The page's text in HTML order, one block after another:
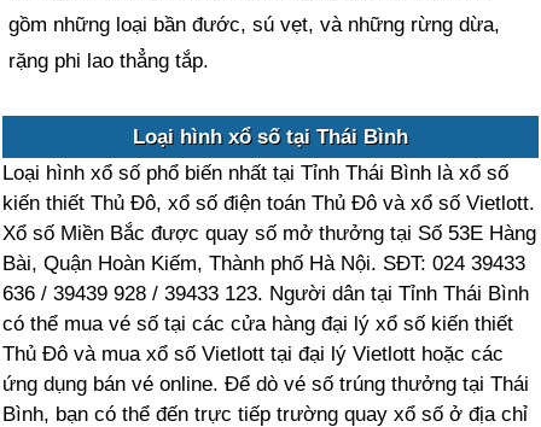
gồm những loại bần đước, sú vẹt, và những rừng dừa,
rặng phi lao thẳng tắp.
Loại hình xổ số tại Thái Bình
Loại hình xổ số phổ biến nhất tại Tỉnh Thái Bình là xổ số
kiến thiết Thủ Đô, xổ số điện toán Thủ Đô và xổ số Vietlott.
Xổ số Miền Bắc được quay số mở thưởng tại Số 53E Hàng
Bài, Quận Hoàn Kiếm, Thành phố Hà Nội. SĐT: 024 39433
636 / 39439 928 / 39433 123. Người dân tại Tỉnh Thái Bình
có thể mua vé số tại các cửa hàng đại lý xổ số kiến thiết
Thủ Đô và mua xổ số Vietlott tại đại lý Vietlott hoặc các
ứng dụng bán vé online. Để dò vé số trúng thưởng tại Thái
Bình, bạn có thể đến trực tiếp trường quay xổ số ở địa chỉ